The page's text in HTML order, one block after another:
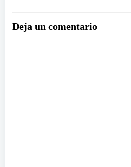
entradas
Deja un comentario